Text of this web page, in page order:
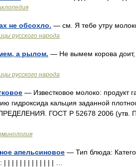
не обсохло. — см. Я тебе утру
русского народа
а рылом. — Не вымем корова
русского народа
— Известковое молоко: продукт
гидроксида кальция заданной
ГОСТ Р 52678 2006 (утв.
апельсиновое — Тип блюда:
| | | | | | | | | | | | | …